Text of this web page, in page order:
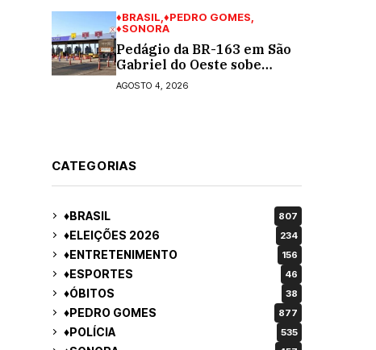
♦BRASIL ♦PEDRO GOMES
♦SONORA
Pedágio da BR-163 em São
Gabriel do Oeste sobe
40,53% e passa a custar R$
10,70 a partir desta quarta-
AGOSTO 4, 2026
CATEGORIAS
♦BRASIL 807
♦ELEIÇÕES 2026 234
♦ENTRETENIMENTO 156
♦ESPORTES 46
♦ÓBITOS 38
♦PEDRO GOMES 877
♦POLÍCIA 535